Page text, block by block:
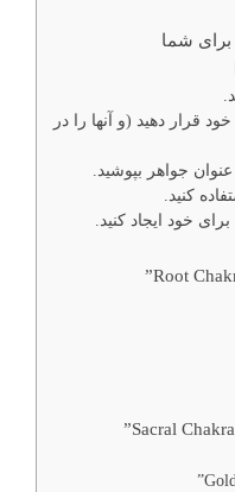
شما
قرار دهید (و آنها را در